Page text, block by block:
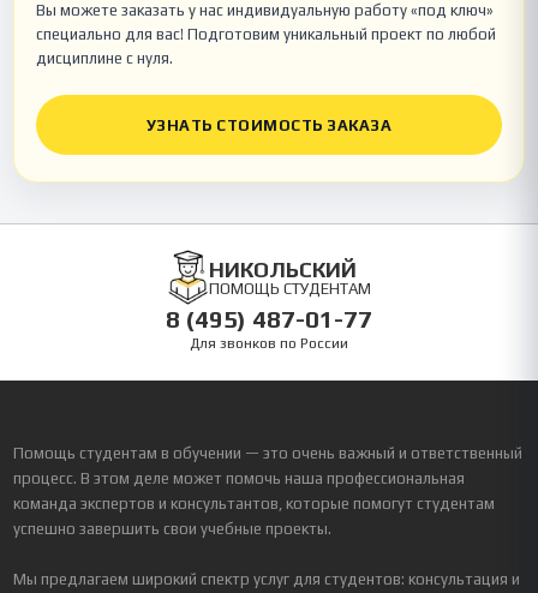
Вы можете заказать у нас индивидуальную работу «под ключ»
специально для вас! Подготовим уникальный проект по любой
дисциплине с нуля.
УЗНАТЬ СТОИМОСТЬ ЗАКАЗА
НИКОЛЬСКИЙ
ПОМОЩЬ СТУДЕНТАМ
8 (495) 487-01-77
Для звонков по России
Помощь студентам в обучении — это очень важный и ответственный
процесс. В этом деле может помочь наша профессиональная
команда экспертов и консультантов, которые помогут студентам
успешно завершить свои учебные проекты.
Мы предлагаем широкий спектр услуг для студентов: консультация и